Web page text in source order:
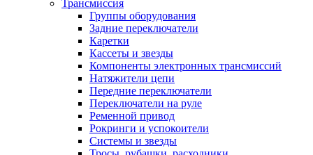
Трансмиссия
Группы оборудования
Задние переключатели
Каретки
Кассеты и звезды
Компоненты электронных трансмиссий
Натяжители цепи
Передние переключатели
Переключатели на руле
Ременной привод
Рокринги и успокоители
Системы и звезды